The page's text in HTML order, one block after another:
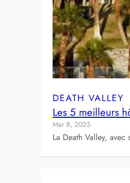
DEATH VALLEY
Les 5 meilleurs
Mar 8, 2025
La Death Valley, avec